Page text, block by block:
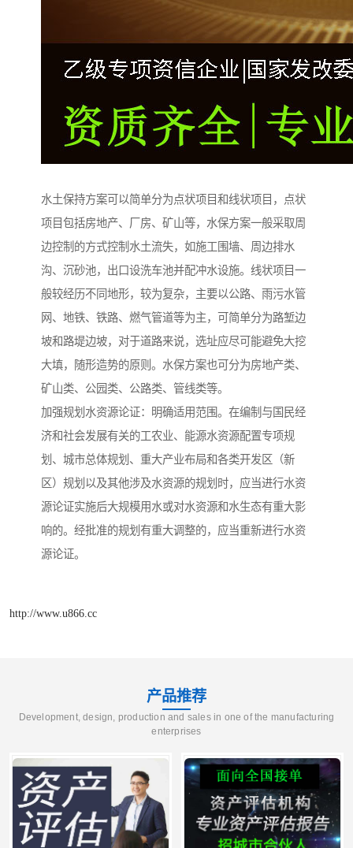
水土保持方案可以简单分为点状项目和线状项目，点状
项目包括房地产、厂房、矿山等，水保方案一般采取周
边控制的方式控制水土流失，如施工围墙、周边排水
沟、沉砂池，出口设洗车池并配冲水设施。线状项目一
般较经历不同地形，较为复杂，主要以公路、雨污水管
网、地铁、铁路、燃气管道等为主，可简单分为路堑边
坡和路堤边坡，对于道路来说，选址应尽可能避免大挖
大填，随形造势的原则。水保方案也可分为房地产类、
矿山类、公园类、公路类、管线类等。
加强规划水资源论证：明确适用范围。在编制与国民经
济和社会发展有关的工农业、能源水资源配置专项规
划、城市总体规划、重大产业布局和各类开发区（新
区）规划以及其他涉及水资源的规划时，应当进行水资
源论证实施后大规模用水或对水资源和水生态有重大影
响的。经批准的规划有重大调整的，应当重新进行水资
源论证。
http://www.u866.cc
产品推荐
Development, design, production and sales in one of the manufacturing
enterprises